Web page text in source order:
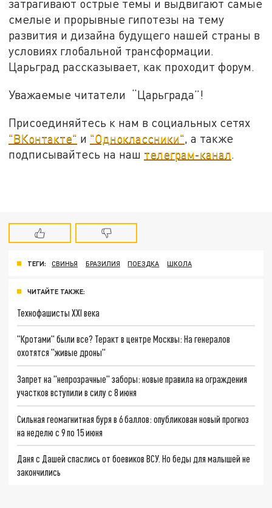
затрагивают острые темы и выдвигают самые
смелые и прорывные гипотезы на тему
развития и дизайна будущего нашей страны в
условиях глобальной трансформации.
Царьград рассказывает, как проходит форум.
Уважаемые читатели “Царьграда”!
Присоединяйтесь к нам в социальных сетях
"ВКонтакте" и "Одноклассники" , а также
подписывайтесь на наш телеграм-канал
ТЕГИ: СВИНЬЯ БРАЗИЛИЯ ПОЕЗДКА ШКОЛА
ЧИТАЙТЕ ТАКЖЕ:
Технофашисты XXI века
"Кротами" были все? Теракт в центре Москвы: На генералов
охотятся "живые дроны"
Запрет на "непрозрачные" заборы: новые правила на ограждения
участков вступили в силу с 8 июня
Сильная геомагнитная буря в 6 баллов: опубликован новый прогноз
на неделю с 9 по 15 июня
Даня с Дашей спаслись от боевиков ВСУ. Но беды для малышей не
закончились